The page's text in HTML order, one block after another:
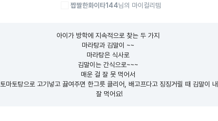
짭짤한화이타144님의 마이컬리템
아이가 방학에 지속적으로 찾는 두 가지
마라탕과 김말이 ~~
마라탕은 식사로
김말이는 간식으로~~~
매운 걸 잘 못 먹어서
마토탕으로 고기넣고 끓여주면 한그릇 클리어, 배고프다고 징징거릴 때 김말이
잘 먹어요!